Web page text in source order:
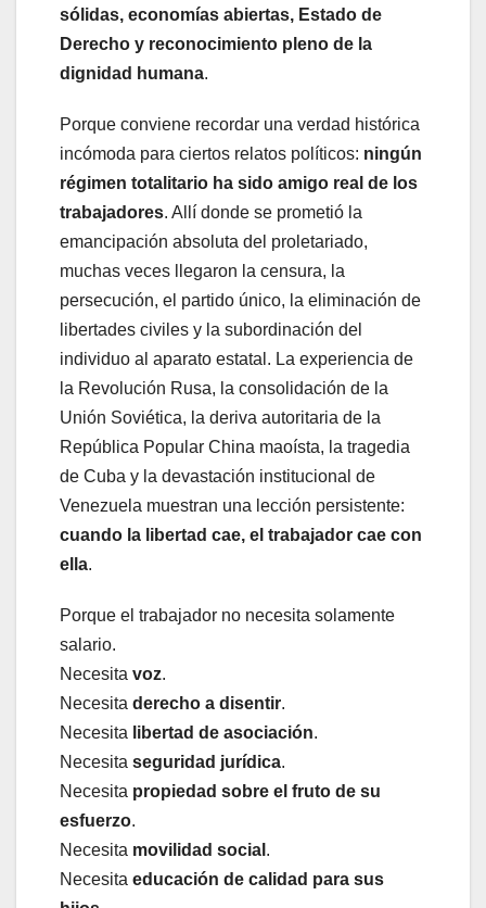
sólidas, economías abiertas, Estado de
Derecho y reconocimiento pleno de la
dignidad humana.
Porque conviene recordar una verdad histórica
incómoda para ciertos relatos políticos: ningún
régimen totalitario ha sido amigo real de los
trabajadores. Allí donde se prometió la
emancipación absoluta del proletariado,
muchas veces llegaron la censura, la
persecución, el partido único, la eliminación de
libertades civiles y la subordinación del
individuo al aparato estatal. La experiencia de
la Revolución Rusa, la consolidación de la
Unión Soviética, la deriva autoritaria de la
República Popular China maoísta, la tragedia
de Cuba y la devastación institucional de
Venezuela muestran una lección persistente:
cuando la libertad cae, el trabajador cae con
ella.
Porque el trabajador no necesita solamente
salario.
Necesita voz.
Necesita derecho a disentir.
Necesita libertad de asociación.
Necesita seguridad jurídica.
Necesita propiedad sobre el fruto de su
esfuerzo.
Necesita movilidad social .
Necesita educación de calidad para sus